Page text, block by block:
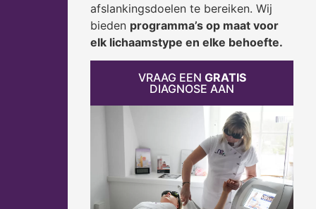
afslankingsdoelen te bereiken. Wij
bieden programma’s op maat voor
elk lichaamstype en elke behoefte.
VRAAG EEN GRATIS
DIAGNOSE AAN